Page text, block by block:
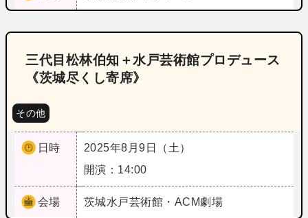
三代目松林伯知＋水戸芸術館プロデュース
《茨城尽くし寄席》
その他
日時
2025年8月9日（土）
開演：14:00
会場 茨城水戸芸術館・ACM劇場